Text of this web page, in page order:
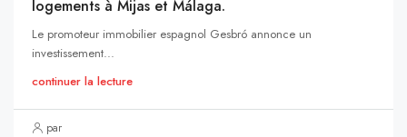
logements à Mijas et Málaga.
Le promoteur immobilier espagnol Gesbró annonce un
investissement...
continuer la lecture
par